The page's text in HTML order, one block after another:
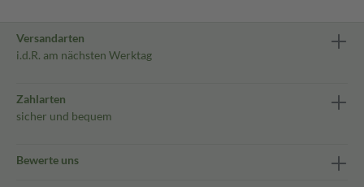
Versandarten
i.d.R. am nächsten Werktag
Zahlarten
sicher und bequem
Bewerte uns